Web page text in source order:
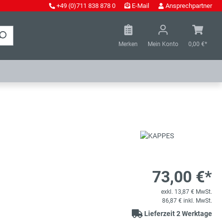
+49 (0)711 838 878 0 E-Mail Ansprechpartner
Merken Mein Konto 0,00 €*
73,00 €*
exkl. 13,87 € MwSt.
86,87 € inkl. MwSt.
Lieferzeit 2 Werktage